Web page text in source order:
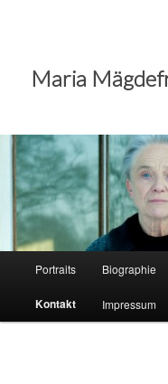
Maria
Portraits Biographie
Kontakt Impressum